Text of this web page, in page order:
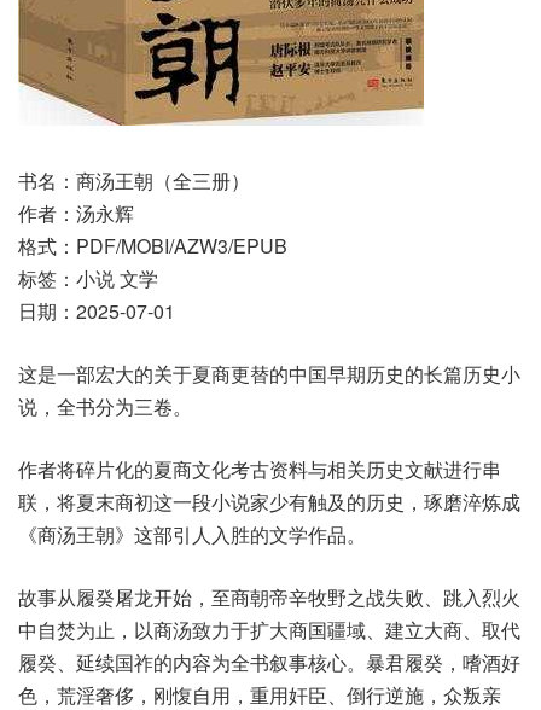
书名：商汤王朝（全三册）
作者：汤永辉
格式：PDF/MOBI/AZW3/EPUB
标签：小说 文学
日期：2025-07-01
这是一部宏大的关于夏商更替的中国早期历史的长篇历史小
说，全书分为三卷。
作者将碎片化的夏商文化考古资料与相关历史文献进行串
联，将夏末商初这一段小说家少有触及的历史，琢磨淬炼成
《商汤王朝》这部引人入胜的文学作品。
故事从履癸屠龙开始，至商朝帝辛牧野之战失败、跳入烈火
中自焚为止，以商汤致力于扩大商国疆域、建立大商、取代
履癸、延续国祚的内容为全书叙事核心。暴君履癸，嗜酒好
色，荒淫奢侈，刚愎自用，重用奸臣、倒行逆施，众叛亲